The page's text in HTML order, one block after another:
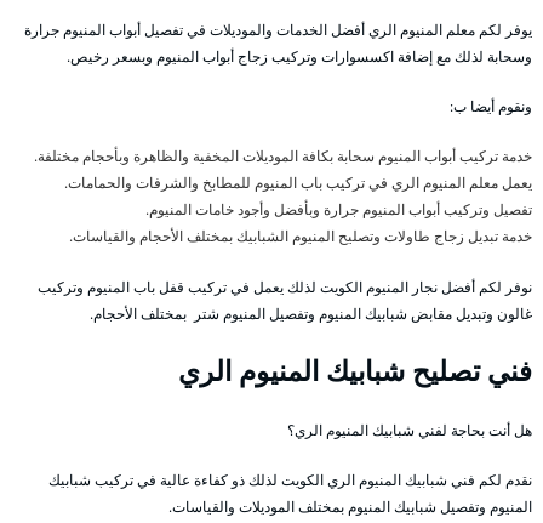
يوفر لكم معلم المنيوم الري أفضل الخدمات والموديلات في تفصيل أبواب المنيوم جرارة
وسحابة لذلك مع إضافة اكسسوارات وتركيب زجاج أبواب المنيوم وبسعر رخيص.
ونقوم أيضا ب:
خدمة تركيب أبواب المنيوم سحابة بكافة الموديلات المخفية والظاهرة وبأحجام مختلفة.
يعمل معلم المنيوم الري في تركيب باب المنيوم للمطابخ والشرفات والحمامات.
تفصيل وتركيب أبواب المنيوم جرارة وبأفضل وأجود خامات المنيوم.
خدمة تبديل زجاج طاولات وتصليح المنيوم الشبابيك بمختلف الأحجام والقياسات.
نوفر لكم أفضل نجار المنيوم الكويت لذلك يعمل في تركيب قفل باب المنيوم وتركيب
غالون وتبديل مقابض شبابيك المنيوم وتفصيل المنيوم شتر بمختلف الأحجام.
فني تصليح شبابيك المنيوم الري
هل أنت بحاجة لفني شبابيك المنيوم الري؟
نقدم لكم فني شبابيك المنيوم الري الكويت لذلك ذو كفاءة عالية في تركيب شبابيك
المنيوم وتفصيل شبابيك المنيوم بمختلف الموديلات والقياسات.